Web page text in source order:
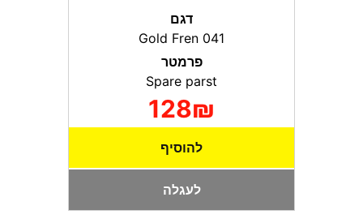
דגם
Gold Fren 041
פרמטר
128₪
להוסיף
לעגלה